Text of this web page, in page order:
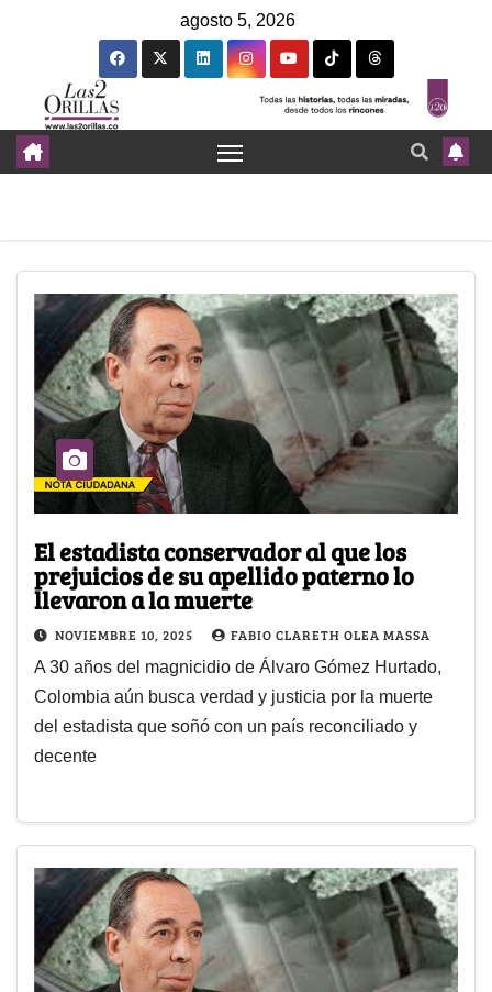
agosto 5, 2026
El estadista conservador al que los
prejuicios de su apellido paterno lo
llevaron a la muerte
NOVIEMBRE 10, 2025 FABIO CLARETH OLEA MASSA
A 30 años del magnicidio de Álvaro Gómez Hurtado,
Colombia aún busca verdad y justicia por la muerte
del estadista que soñó con un país reconciliado y
decente